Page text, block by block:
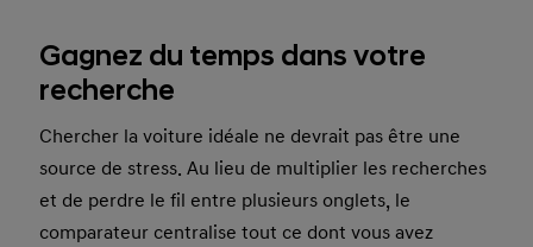
Gagnez du temps dans votre
recherche
Chercher la voiture idéale ne devrait pas être une
source de stress. Au lieu de multiplier les recherches
et de perdre le fil entre plusieurs onglets, le
comparateur centralise tout ce dont vous avez